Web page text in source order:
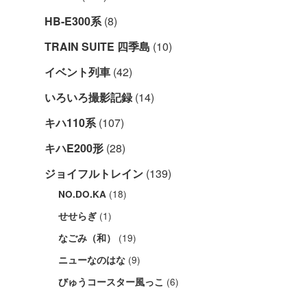
HB-E300系(8)
TRAIN SUITE 四季島 (10)
イベント列車 (42)
いろいろ撮影記録(14)
キハ110系(107)
キハE200形 (28)
ジョイフルトレイン (139)
NO.DO.KA (18)
せせらぎ (1)
なごみ（和） (19)
ニューなのはな (9)
びゅうコースター風っこ (6)